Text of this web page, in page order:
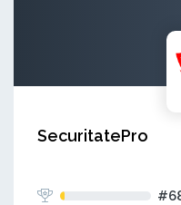
SecuritatePro